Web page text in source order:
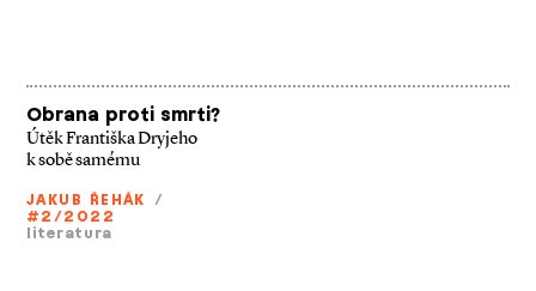
Obrana proti smrti?
Útěk Františka Dryjeho
k sobě samému
JAKUB ŘEHÁK /
#2/2022
literatura